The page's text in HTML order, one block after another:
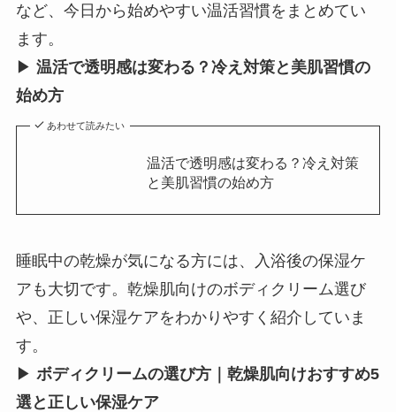
など、今日から始めやすい温活習慣をまとめてい
ます。
▶ 温活で透明感は変わる？冷え対策と美肌習慣の
始め方
あわせて読みたい
温活で透明感は変わる？冷え対策
と美肌習慣の始め方
睡眠中の乾燥が気になる方には、入浴後の保湿ケ
アも大切です。乾燥肌向けのボディクリーム選び
や、正しい保湿ケアをわかりやすく紹介していま
す。
▶ ボディクリームの選び方｜乾燥肌向けおすすめ5
選と正しい保湿ケア